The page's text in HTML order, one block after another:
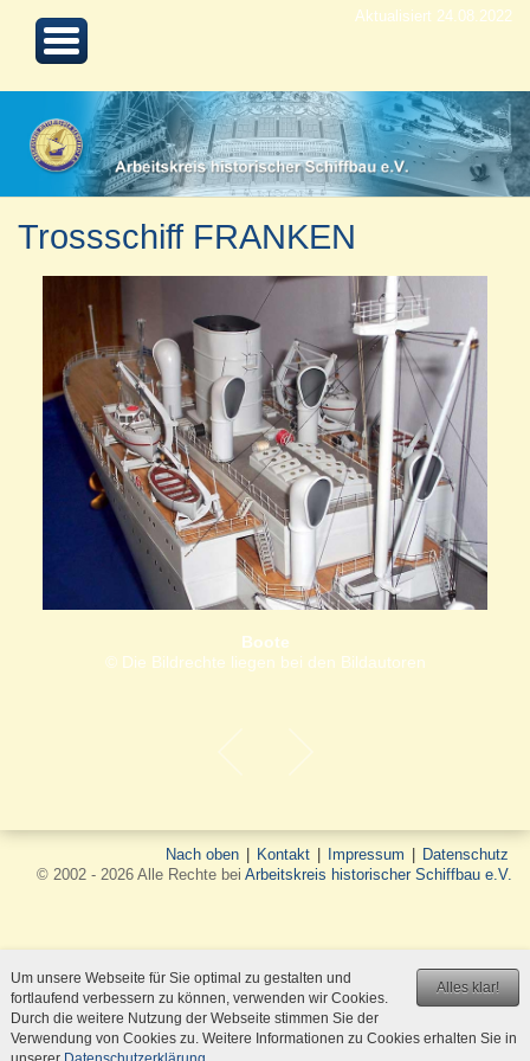
Aktualisiert 24.08.2022
Trossschiff FRANKEN
Boote
© Die Bildrechte liegen bei den Bildautoren
Nach oben Kontakt Impressum
Datenschutz
© 2002 - 2026 Alle Rechte bei Arbeitskreis historischer Schiffbau e.V.
Alles klar!
Um unsere Webseite für Sie optimal zu gestalten und
fortlaufend verbessern zu können, verwenden wir Cookies.
Durch die weitere Nutzung der Webseite stimmen Sie der
Verwendung von Cookies zu. Weitere Informationen zu Cookies erhalten Sie in